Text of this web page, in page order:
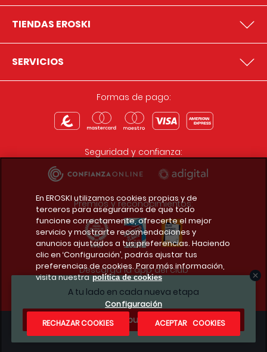
A tu lado en cada nueva etapa
¿Te apuntas?
TIENDAS EROSKI
SERVICIOS
Formas de pago:
Seguridad y confianza:
Premios y reconocimientos:
Descarga la app del club
Condiciones legales
En EROSKI utilizamos cookies propias y de
terceros para asegurarnos de que todo
funcione correctamente, ofrecerte el mejor
servicio y mostrarte recomendaciones y
anuncios ajustados a tus preferencias. Haciendo
clic en ‘Configuración’, podrás ajustar tus
preferencias de cookies. Para más información,
visita nuestra política de cookies
Configuración
RECHAZAR COOKIES
ACEPTAR COOKIES